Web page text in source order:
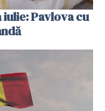
Pavlova cu